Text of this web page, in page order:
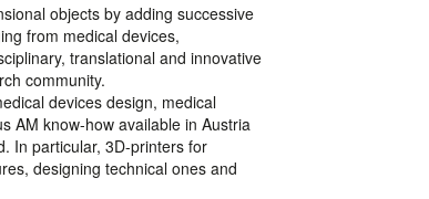
objects by adding successive
from medical devices,
translational and innovative
community.
devices design, medical
AM know-how available in Austria
In particular, 3D-printers for
designing technical ones and